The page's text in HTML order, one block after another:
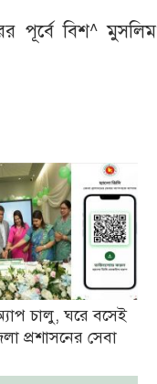
পূর্বে বিশ^ মুসলিম
চালু, ঘরে বসেই
প্রশাসনের সেবা